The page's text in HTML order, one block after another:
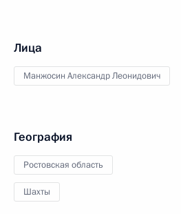
Лица
Манжосин Александр Леонидович
География
Ростовская область
Шахты